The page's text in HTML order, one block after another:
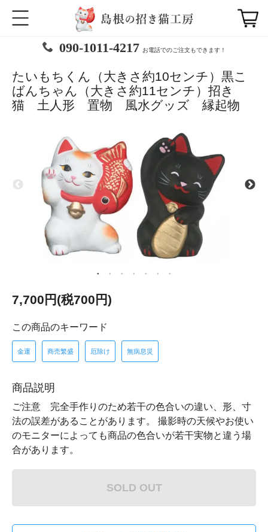
090-1011-4217 お電話でのご注文もできます！
たいもちくん（大きさ約10センチ）黒こ
ばんちゃん（大きさ約11センチ）招き
猫 土人形 置物 風水グッズ 縁起物
7,700円(税700円)
この商品のキーワード
金運 商売繁盛 厄除け 無病息災
商品説明
ご注意 完全手作りのため若干の色合いの違い、形、寸
法の誤差があることがあります。 撮影時の天候やお使い
のモニターによっても商品の色合いが若干実物と違う場
合があります。
SOLD OUT